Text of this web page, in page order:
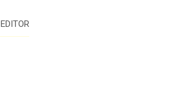
EDITOR